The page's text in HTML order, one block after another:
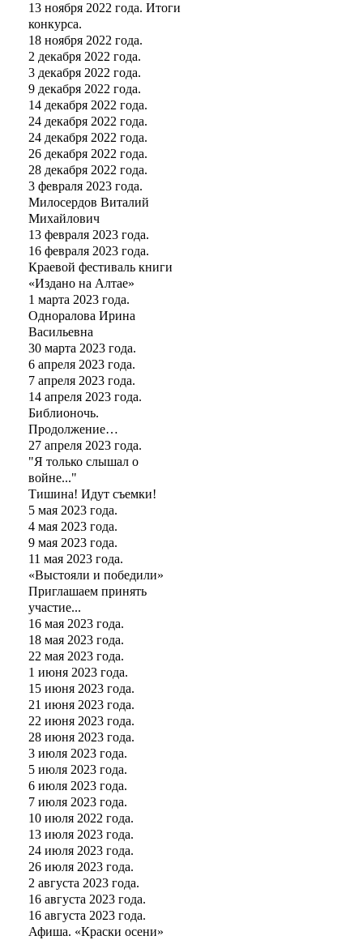
13 ноября 2022 года. Итоги
конкурса.
18 ноября 2022 года.
2 декабря 2022 года.
3 декабря 2022 года.
9 декабря 2022 года.
14 декабря 2022 года.
24 декабря 2022 года.
24 декабря 2022 года.
26 декабря 2022 года.
28 декабря 2022 года.
3 февраля 2023 года.
Милосердов Виталий
Михайлович
13 февраля 2023 года.
16 февраля 2023 года.
Краевой фестиваль книги
«Издано на Алтае»
1 марта 2023 года.
Одноралова Ирина
Васильевна
30 марта 2023 года.
6 апреля 2023 года.
7 апреля 2023 года.
14 апреля 2023 года.
Библионочь.
Продолжение…
27 апреля 2023 года.
"Я только слышал о
войне..."
Тишина! Идут съемки!
5 мая 2023 года.
4 мая 2023 года.
9 мая 2023 года.
11 мая 2023 года.
«Выстояли и победили»
Приглашаем принять
участие...
16 мая 2023 года.
18 мая 2023 года.
22 мая 2023 года.
1 июня 2023 года.
15 июня 2023 года.
21 июня 2023 года.
22 июня 2023 года.
28 июня 2023 года.
3 июля 2023 года.
5 июля 2023 года.
6 июля 2023 года.
7 июля 2023 года.
10 июля 2022 года.
13 июля 2023 года.
24 июля 2023 года.
26 июля 2023 года.
2 августа 2023 года.
16 августа 2023 года.
16 августа 2023 года.
Афиша. «Краски осени»